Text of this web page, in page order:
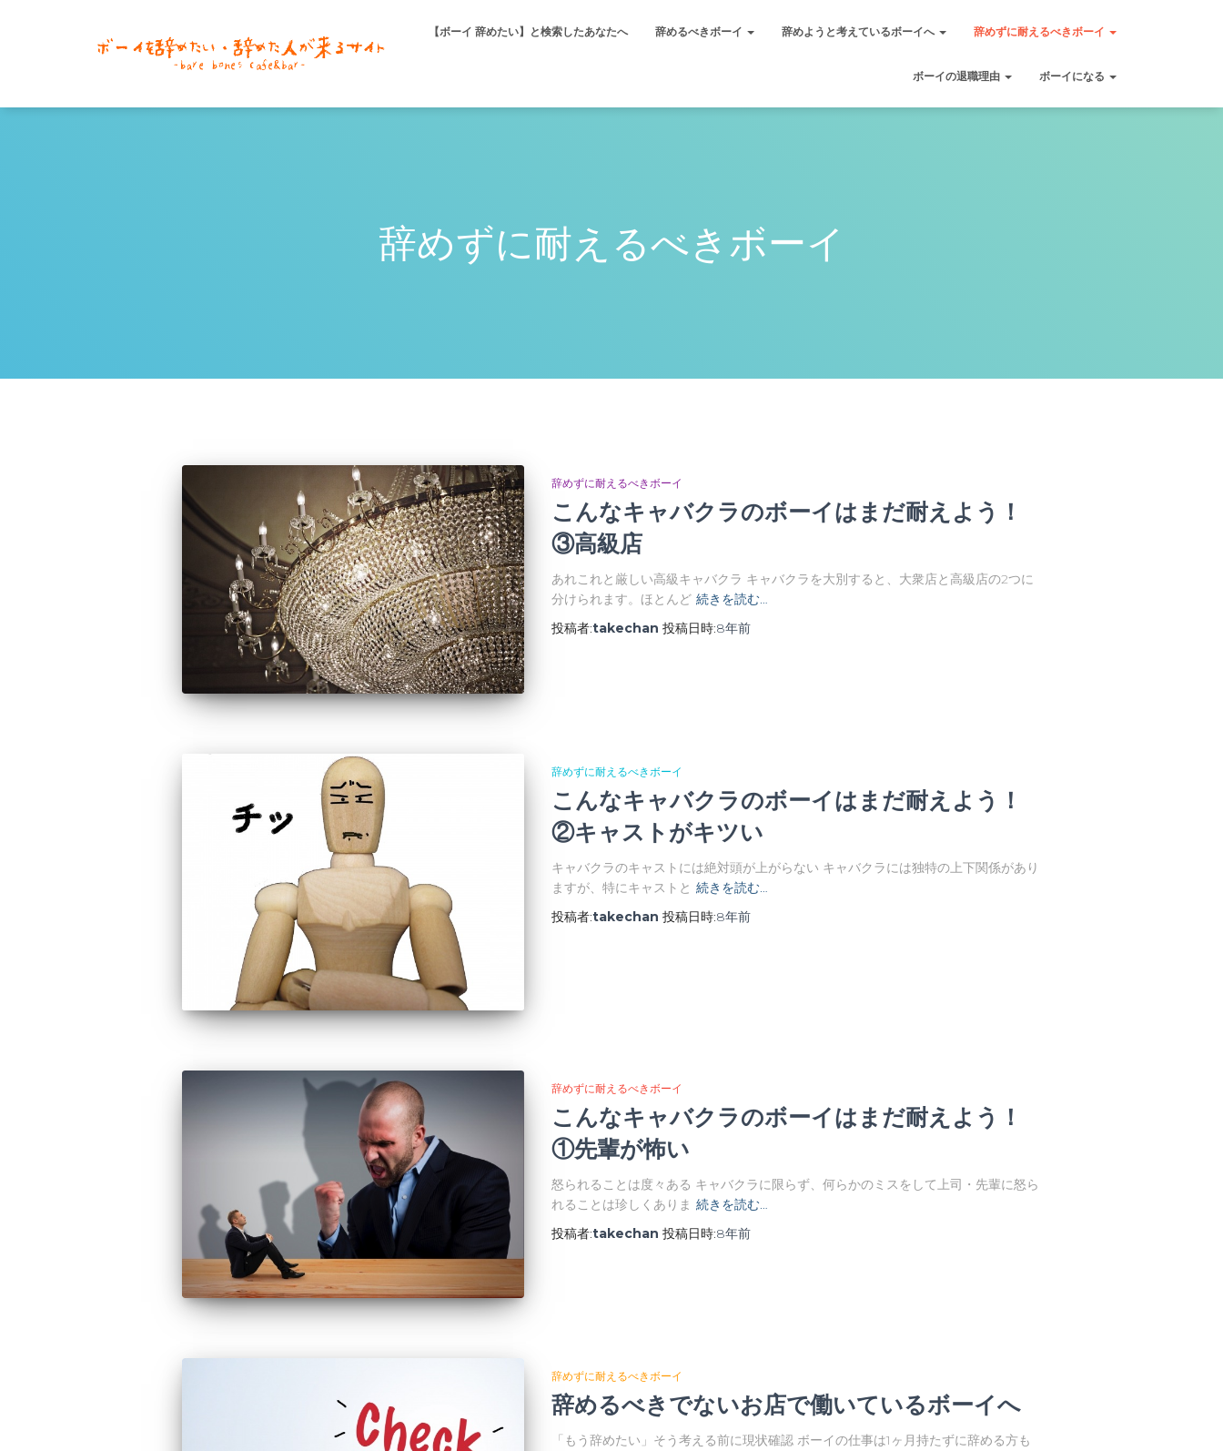
【ボーイ 辞めたい】と検索したあなたへ 辞めるべきボーイ 辞めようと考えているボーイへ 辞めずに耐えるべきボーイ
ボーイの退職理由 ボーイになる
辞めずに耐えるべきボーイ
辞めずに耐えるべきボーイ
こんなキャバクラのボーイはまだ耐えよう！
③高級店
あれこれと厳しい高級キャバクラ キャバクラを大別すると、大衆店と高級店の2つに
分けられます。ほとんど 続きを読む…
投稿者:takechan 投稿日時:8年前
辞めずに耐えるべきボーイ
こんなキャバクラのボーイはまだ耐えよう！
②キャストがキツい
キャバクラのキャストには絶対頭が上がらない キャバクラには独特の上下関係があり
ますが、特にキャストと 続きを読む…
投稿者:takechan 投稿日時:8年前
辞めずに耐えるべきボーイ
こんなキャバクラのボーイはまだ耐えよう！
①先輩が怖い
怒られることは度々ある キャバクラに限らず、何らかのミスをして上司・先輩に怒ら
れることは珍しくありま 続きを読む…
投稿者:takechan 投稿日時:8年前
辞めずに耐えるべきボーイ
辞めるべきでないお店で働いているボーイへ
「もう辞めたい」そう考える前に現状確認 ボーイの仕事は1ヶ月持たずに辞める方も